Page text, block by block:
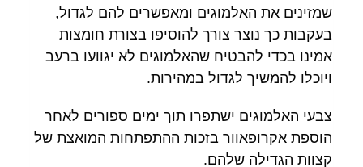
שמזינים את האלמוגים ומאפשרים להם לגדול,
בעקבות כך נוצר צורך להוסיפו בצורת חומצות
אמינו בכדי להבטיח שהאלמוגים לא יגוועו ברעב
ויוכלו להמשיך לגדול במהירות.
צבעי האלמוגים ישתפרו תוך ימים ספורים לאחר
הוספת אקרופאוור בזכות ההתפתחות המואצת של
קצוות הגדילה שלהם.